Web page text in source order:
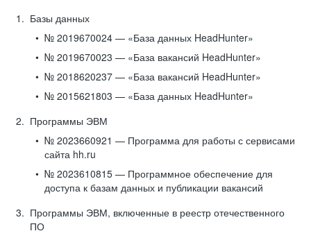
Базы данных
№ 2019670024 — «База данных HeadHunter»
№ 2019670023 — «База вакансий HeadHunter»
№ 2018620237 — «База вакансий HeadHunter»
№ 2015621803 — «База данных HeadHunter»
Программы ЭВМ
№ 2023660921 — Программа для работы с сервисами
сайта hh.ru
№ 2023610815 — Программное обеспечение для
доступа к базам данных и публикации вакансий
Программы ЭВМ, включенные в реестр отечественного
ПО